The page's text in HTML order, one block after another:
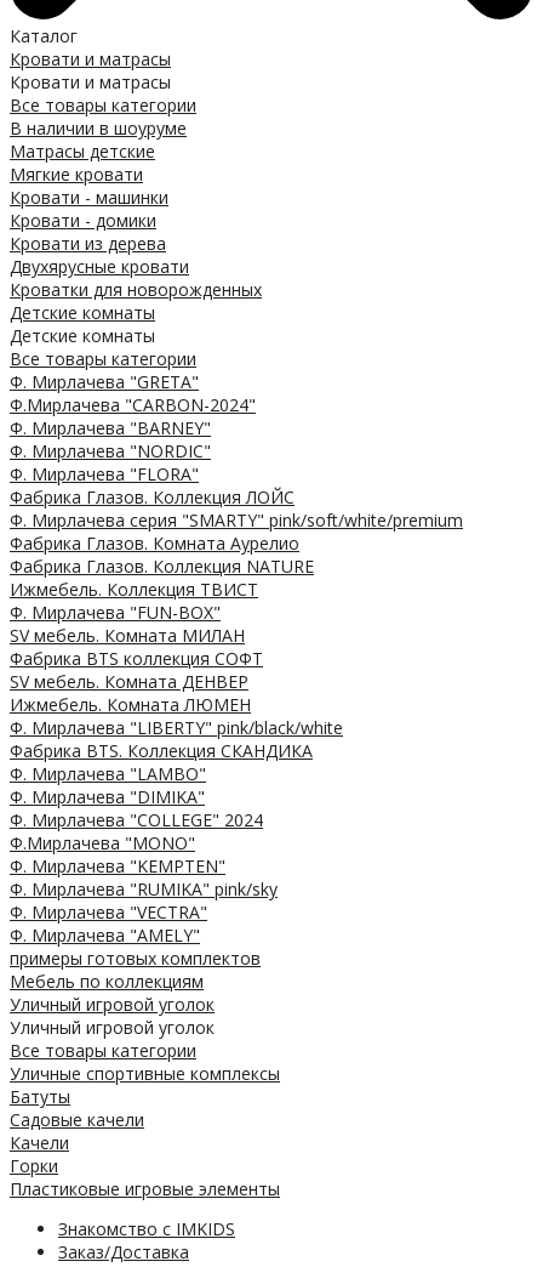
Каталог
Кровати и матрасы
Кровати и матрасы
Все товары категории
В наличии в шоуруме
Матрасы детские
Мягкие кровати
Кровати - машинки
Кровати - домики
Кровати из дерева
Двухярусные кровати
Кроватки для новорожденных
Детские комнаты
Детские комнаты
Все товары категории
Ф. Мирлачева "GRETA"
Ф.Мирлачева "CARBON-2024"
Ф. Мирлачева "BARNEY"
Ф. Мирлачева "NORDIC"
Ф. Мирлачева "FLORA"
Фабрика Глазов. Коллекция ЛОЙС
Ф. Мирлачева серия "SMARTY" pink/soft/white/premium
Фабрика Глазов. Комната Аурелио
Фабрика Глазов. Коллекция NATURE
Ижмебель. Коллекция ТВИСТ
Ф. Мирлачева "FUN-BOX"
SV мебель. Комната МИЛАН
Фабрика BTS коллекция СОФТ
SV мебель. Комната ДЕНВЕР
Ижмебель. Комната ЛЮМЕН
Ф. Мирлачева "LIBERTY" pink/black/white
Фабрика BTS. Коллекция СКАНДИКА
Ф. Мирлачева "LAMBO"
Ф. Мирлачева "DIMIKA"
Ф. Мирлачева "COLLEGE" 2024
Ф.Мирлачева "MONO"
Ф. Мирлачева "KEMPTEN"
Ф. Мирлачева "RUMIKA" pink/sky
Ф. Мирлачева "VECTRA"
Ф. Мирлачева "AMELY"
примеры готовых комплектов
Мебель по коллекциям
Уличный игровой уголок
Уличный игровой уголок
Все товары категории
Уличные спортивные комплексы
Батуты
Садовые качели
Качели
Горки
Пластиковые игровые элементы
Знакомство с IMKIDS
Заказ/Доставка